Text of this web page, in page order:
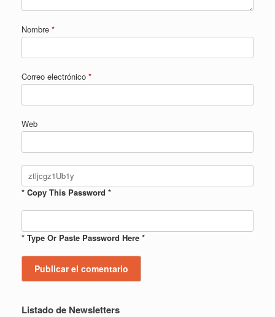
Nombre *
Correo electrónico *
Web
* Copy This Password *
* Type Or Paste Password Here *
Listado de Newsletters